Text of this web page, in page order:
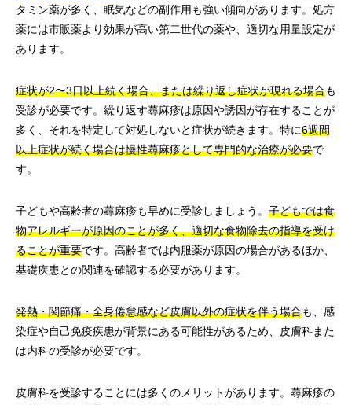
タミン薬が多く、眠気などの副作用も強い傾向があります。処方
薬には市販薬より効果が高い第二世代の薬や、適切な用量設定が
あります。
症状が2〜3日以上続く場合、または繰り返し症状が現れる場合も
受診が必要です。繰り返す蕁麻疹は原因や誘因が存在することが
多く、それを特定して対処しないと症状が続きます。特に6週間
以上症状が続く場合は慢性蕁麻疹として専門的な治療が必要で
す。
子どもや高齢者の蕁麻疹も早めに受診しましょう。 子どもでは食
物アレルギーが原因のことが多く、適切な食物除去の指導を受け
ることが重要です。高齢者では内服薬が原因の場合があるほか、
基礎疾患との関連を確認する必要があります。
発熱・関節痛・全身倦怠感など皮膚以外の症状を伴う場合も、感
染症や自己免疫疾患が背景にある可能性があるため、皮膚科また
は内科の受診が必要です。
皮膚科を受診することには多くのメリットがあります。蕁麻疹の